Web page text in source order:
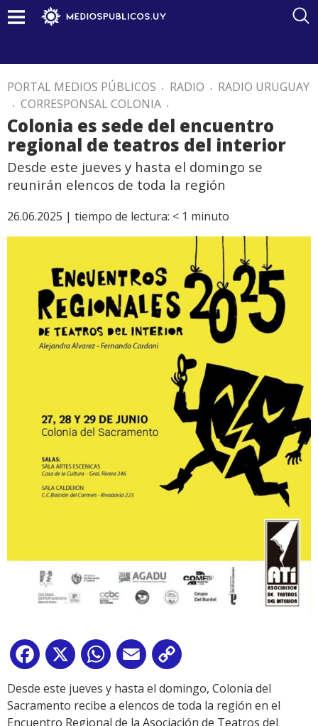
PORTAL MEDIOS PÚBLICOS . RADIO . RADIO URUGUAY
. CORRESPONSAL COLONIA .
Colonia es sede del encuentro
regional de teatros del interior
Desde este jueves y hasta el domingo se
reunirán elencos de toda la región
26.06.2025 | tiempo de lectura: < 1 minuto
Facebook
X WhatsApp
Email
Link
Desde este jueves y hasta el domingo, Colonia del
Sacramento recibe a elencos de toda la región en el
Encuentro Regional de la Asociación de Teatros del